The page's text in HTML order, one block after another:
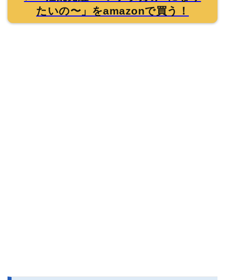
たいの〜」をamazonで買う！